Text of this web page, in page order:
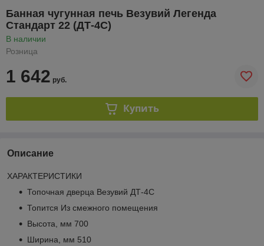
Банная чугунная печь Везувий Легенда
Стандарт 22 (ДТ-4С)
В наличии
Розница
1 642 руб.
Купить
Описание
ХАРАКТЕРИСТИКИ
Топочная дверца Везувий ДТ-4С
Топится Из смежного помещения
Высота, мм 700
Ширина, мм 510